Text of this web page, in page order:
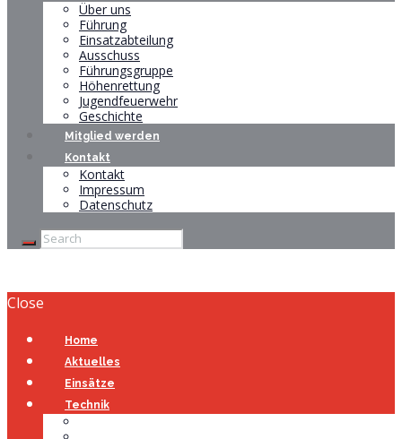
Über uns
Führung
Einsatzabteilung
Ausschuss
Führungsgruppe
Höhenrettung
Jugendfeuerwehr
Geschichte
Mitglied werden
Kontakt
Kontakt
Impressum
Datenschutz
Close
Home
Aktuelles
Einsätze
Technik